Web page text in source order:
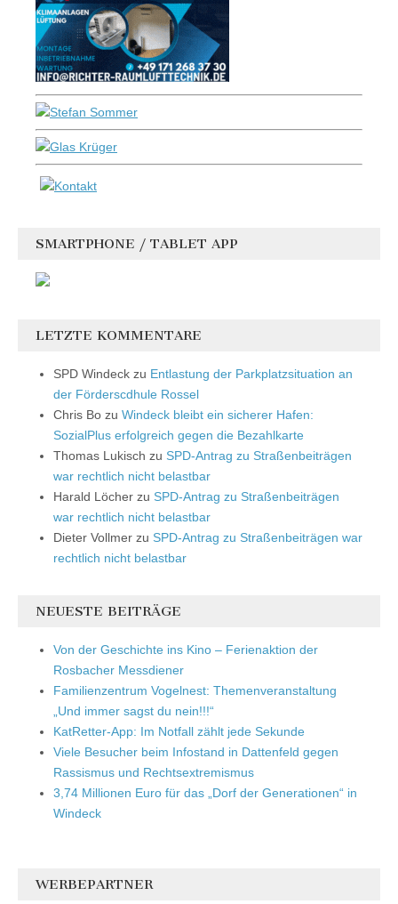
SMARTPHONE / TABLET APP
LETZTE KOMMENTARE
SPD Windeck zu Entlastung der Parkplatzsituation an
der Förderscdhule Rossel
Chris Bo zu Windeck bleibt ein sicherer Hafen:
SozialPlus erfolgreich gegen die Bezahlkarte
Thomas Lukisch zu SPD-Antrag zu Straßenbeiträgen
war rechtlich nicht belastbar
Harald Löcher zu SPD-Antrag zu Straßenbeiträgen
war rechtlich nicht belastbar
Dieter Vollmer zu SPD-Antrag zu Straßenbeiträgen war
rechtlich nicht belastbar
NEUESTE BEITRÄGE
Von der Geschichte ins Kino – Ferienaktion der
Rosbacher Messdiener
Familienzentrum Vogelnest: Themenveranstaltung
„Und immer sagst du nein!!!“
KatRetter-App: Im Notfall zählt jede Sekunde
Viele Besucher beim Infostand in Dattenfeld gegen
Rassismus und Rechtsextremismus
3,74 Millionen Euro für das „Dorf der Generationen“ in
Windeck
WERBEPARTNER